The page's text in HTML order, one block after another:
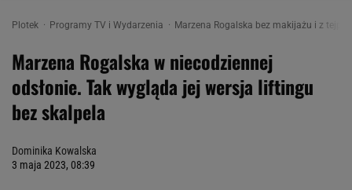
Plotek Programy TV i Wydarzenia Marzena Rogalska bez makijażu i z
Marzena Rogalska w niecodziennej
odsłonie. Tak wygląda jej wersja liftingu
bez skalpela
Dominika Kowalska
3 maja 2023, 08:39